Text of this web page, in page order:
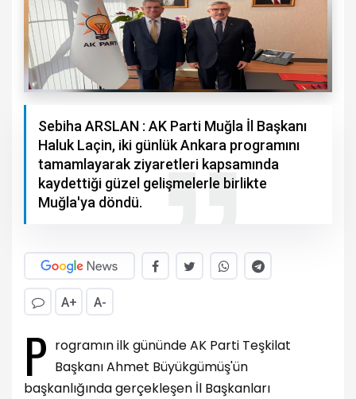
Sebiha ARSLAN : AK Parti Muğla İl Başkanı
Haluk Laçin, iki günlük Ankara programını
tamamlayarak ziyaretleri kapsamında
kaydettiği güzel gelişmelerle birlikte
Muğla'ya döndü.
A+ A-
P rogramın ilk gününde AK Parti Teşkilat
Başkanı Ahmet Büyükgümüş'ün
başkanlığında gerçekleşen İl Başkanları